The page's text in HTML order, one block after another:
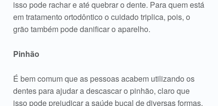
isso pode rachar e até quebrar o dente. Para quem está
em tratamento ortodôntico o cuidado triplica, pois, o
grão também pode danificar o aparelho.
Pinhão
É bem comum que as pessoas acabem utilizando os
dentes para ajudar a descascar o pinhão, claro que
isso pode prejudicar a saúde bucal de diversas formas.